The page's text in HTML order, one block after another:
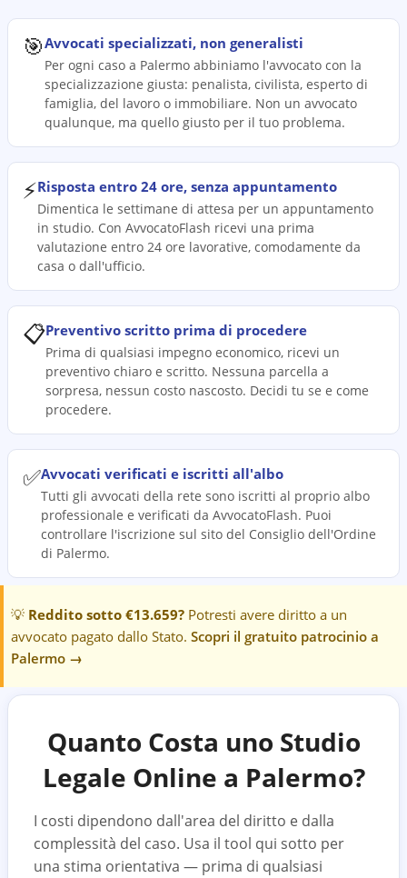
🎯Avvocati specializzati, non generalisti
Per ogni caso a Palermo abbiniamo l'avvocato con la
specializzazione giusta: penalista, civilista, esperto di
famiglia, del lavoro o immobiliare. Non un avvocato
qualunque, ma quello giusto per il tuo problema.
⚡Risposta entro 24 ore, senza appuntamento
Dimentica le settimane di attesa per un appuntamento
in studio. Con AvvocatoFlash ricevi una prima
valutazione entro 24 ore lavorative, comodamente da
casa o dall'ufficio.
📋Preventivo scritto prima di procedere
Prima di qualsiasi impegno economico, ricevi un
preventivo chiaro e scritto. Nessuna parcella a
sorpresa, nessun costo nascosto. Decidi tu se e come
procedere.
✅Avvocati verificati e iscritti all'albo
Tutti gli avvocati della rete sono iscritti al proprio albo
professionale e verificati da AvvocatoFlash. Puoi
controllare l'iscrizione sul sito del Consiglio dell'Ordine
di Palermo.
💡 Reddito sotto €13.659? Potresti avere diritto a un
avvocato pagato dallo Stato. Scopri il gratuito patrocinio a
Palermo →
Quanto Costa uno Studio
Legale Online a Palermo?
I costi dipendono dall'area del diritto e dalla
complessità del caso. Usa il tool qui sotto per
una stima orientativa — prima di qualsiasi